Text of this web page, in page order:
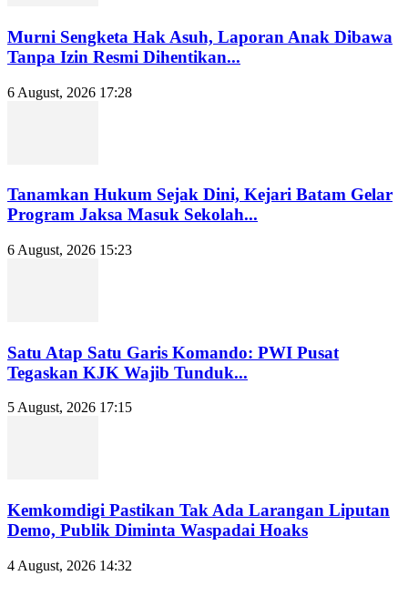
Murni Sengketa Hak Asuh, Laporan Anak Dibawa
Tanpa Izin Resmi Dihentikan...
6 August, 2026 17:28
Tanamkan Hukum Sejak Dini, Kejari Batam Gelar
Program Jaksa Masuk Sekolah...
6 August, 2026 15:23
Satu Atap Satu Garis Komando: PWI Pusat
Tegaskan KJK Wajib Tunduk...
5 August, 2026 17:15
Kemkomdigi Pastikan Tak Ada Larangan Liputan
Demo, Publik Diminta Waspadai Hoaks
4 August, 2026 14:32